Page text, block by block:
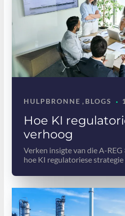
Hoe KI
verhoog
HULPBRONNE , BLOGS ·
Verken insigte van die A-
hoe KI regulatoriese strategie